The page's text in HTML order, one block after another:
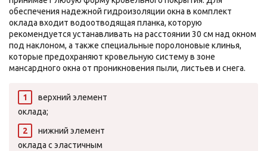
обеспечения надежной гидроизоляции окна в комплект
оклада входит водоотводящая планка, которую
рекомендуется устанавливать на расстоянии 30 см над окном
под наклоном, а также специальные поролоновые клинья,
которые предохраняют кровельную систему в зоне
мансардного окна от проникновения пыли, листьев и снега.
верхний элемент
оклада;
нижний элемент
оклада с эластичным